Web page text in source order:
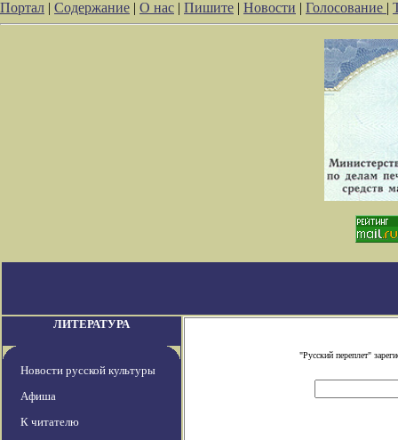
Портал | Содержание | О нас | Пишите | Новости | Голосование |
ЛИТЕРАТУРА
Новости русской культуры
Афиша
К читателю
"Русский переплет"